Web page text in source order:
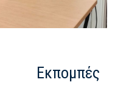
Εκπομπές